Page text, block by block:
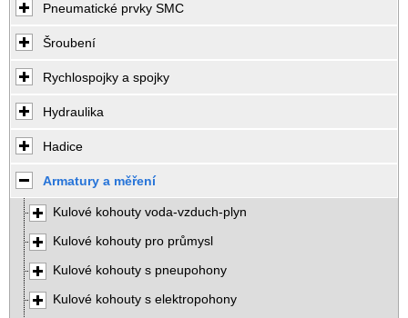
Pneumatické prvky SMC
Šroubení
Rychlospojky a spojky
Hydraulika
Hadice
Armatury a měření
Kulové kohouty voda-vzduch-plyn
Kulové kohouty pro průmysl
Kulové kohouty s pneupohony
Kulové kohouty s elektropohony